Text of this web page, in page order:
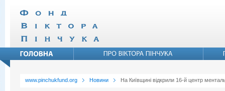
www.pinchukfund.org Новини На Київщині відкрили 16-й центр